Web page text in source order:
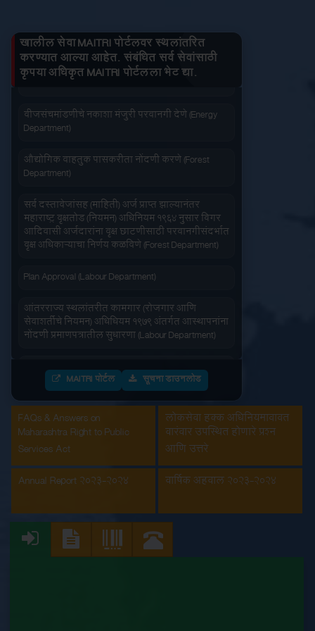
जलद सेवा सेवा आपल्या दारात
सहज पोहोच सोपी शुल्कभरणा
वापरण्यास सोपे वेळेची बचत
खालील सेवा MAITRI पोर्टलवर स्थलांतरित
करण्यात आल्या आहेत. संबंधित सर्व सेवांसाठी
कृपया अधिकृत MAITRI पोर्टलला भेट द्या.
जनित्र संचमांडणीची नोंदणी. (Energy Department)
वीज संचमांडणीचे निरीक्षण करणे. (Energy Department)
वीजसंचमांडणीचे नकाशा मंजुरी परवानगी देणे (Energy
Department)
औद्योगिक वाहतुक पासकरीता नोंदणी करणे (Forest
Department)
सर्व दस्तावेजांसह (माहिती) अर्ज प्राप्त झाल्यानंतर
महाराष्ट्र वृक्षतोड (नियमन) अधिनियम १९६४ नुसार बिगर
आदिवासी अर्जदारांना वृक्ष छाटणीसाठी परवानगीसंदर्भात
वृक्ष अधिकाऱ्याचा निर्णय कळविणे (Forest Department)
Plan Approval (Labour Department)
आंतरराज्य स्थलांतरीत कामगार (रोजगार आणि
सेवाशर्तीचे नियमन) अधिधियम १९७९ अंतर्गत आस्थापनांना
नोंदणी प्रमाणपत्रातील सुधारणा (Labour Department)
सेवाशर्तीचे नियमन) अधिधियम १९७९ अंतर्गतआस्थापनांना
नोंदणी प्रमाणपत्र (Labour Department)
इमारत आणि इतर बांधकाम मजूर आस्थापनांची नोंदणी
(Labour Department)
कंत्राटी कामगार (नियमन व निर्मुलन) अधिनियम, 1970
अंतर्गत मुख्य मालक नोंदणी प्रमाणपत्रातील सुधारणा
(Labour Department)
कंत्राटी कामगार अनुज्ञप्ती (Labour Department)
कंत्राटी कामगार नूतनीकरण (Labour Department)
MAITRI पोर्टल सूचना डाउनलोड
FAQs & Answers on
Maharashtra Right to Public
Services Act
लोकसेवा हक्क अधिनियमाबाबत
वारंवार उपस्थित होणारे प्रश्न
आणि उत्तरे
Annual Report 2023-2024
वार्षिक अहवाल 2023-2024